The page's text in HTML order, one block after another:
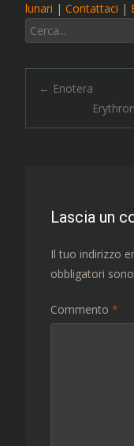
lunari | Contattaci |
Cerca:
← Enotera
Lascia un
Il tuo indirizzo
obbligatori
Commento *